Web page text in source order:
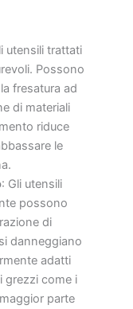
utensili trattati
Possono
fresatura ad
di materiali
riduce
le
: Gli utensili
possono
di
danneggiano
adatti
grezzi come i
parte